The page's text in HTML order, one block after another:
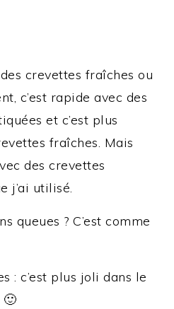
crevettes fraîches ou
c’est rapide avec des
et c’est plus
fraîches. Mais
des crevettes
j’ai utilisé.
queues ? C’est comme
: c’est plus joli dans le